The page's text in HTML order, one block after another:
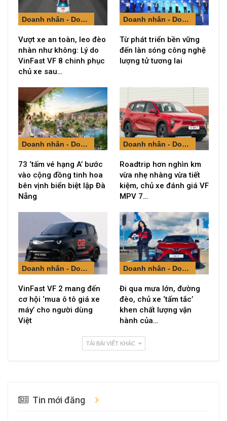
Doanh nhân - Doanh nghiệp
Vượt xe an toàn, leo đèo
nhàn như không: Lý do
VinFast VF 8 chinh phục
chủ xe sau…
Doanh nhân - Doanh nghiệp
Từ phát triển bền vững
đến làn sóng công nghệ
lượng tử tương lai
Doanh nhân - Doanh nghiệp
73 ‘tấm vé hạng A’ bước
vào cộng đồng tinh hoa
bên vịnh biển biệt lập Đà
Nẵng
Doanh nhân - Doanh nghiệp
Roadtrip hơn nghìn km
vừa nhẹ nhàng vừa tiết
kiệm, chủ xe đánh giá VF
MPV 7…
Doanh nhân - Doanh nghiệp
VinFast VF 2 mang đến
cơ hội ‘mua ô tô giá xe
máy’ cho người dùng
Việt
Doanh nhân - Doanh nghiệp
Đi qua mưa lớn, đường
đèo, chủ xe ‘tấm tắc’
khen chất lượng vận
hành của…
TẢI BÀI VIẾT KHÁC
Tin mới đăng